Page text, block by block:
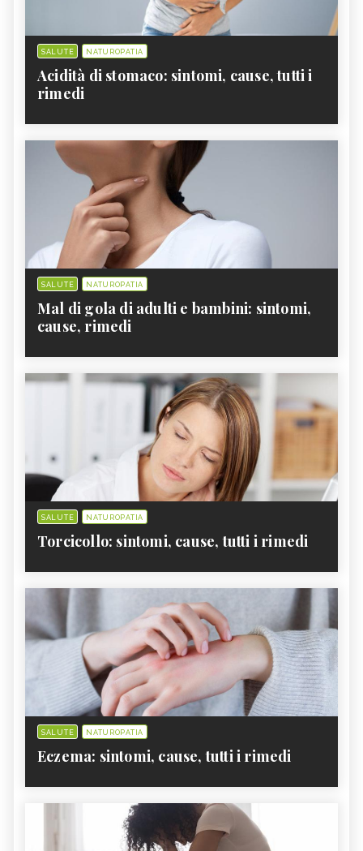
SALUTE NATUROPATIA
Acidità di stomaco: sintomi, cause, tutti i
rimedi
SALUTE NATUROPATIA
Mal di gola di adulti e bambini: sintomi,
cause, rimedi
SALUTE NATUROPATIA
Torcicollo: sintomi, cause, tutti i rimedi
SALUTE NATUROPATIA
Eczema: sintomi, cause, tutti i rimedi